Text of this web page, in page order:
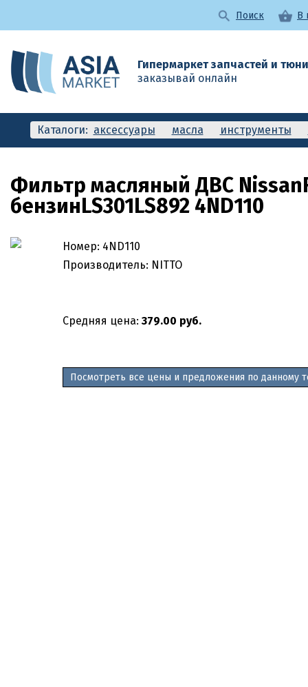
Поиск В
Гипермаркет запчастей и
заказывай онлайн
Каталоги: аксессуары масла инструменты
Фильтр масляный ДВС
бензинLS301LS892 4ND110
Номер: 4ND110
Производитель: NITTO
Средняя цена: 379.00 руб.
Посмотреть все цены и предложения по данному